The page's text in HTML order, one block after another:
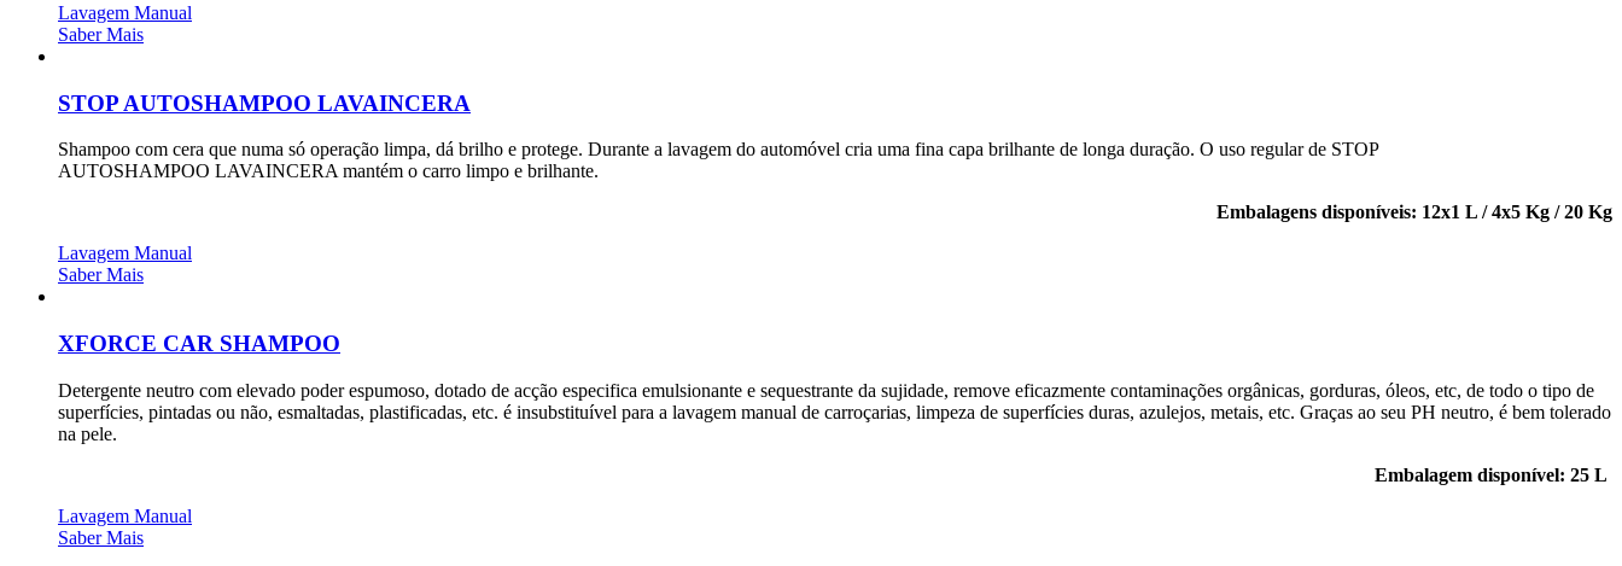
Lavagem Manual
Saber Mais
STOP AUTOSHAMPOO LAVAINCERA
Shampoo com cera que numa só operação limpa, dá brilho e protege. Durante a lavagem do automóvel cria uma fina capa brilhante de longa duração. O uso regular de STOP
AUTOSHAMPOO LAVAINCERA mantém o carro limpo e brilhante.
Embalagens disponíveis: 12x1 L / 4x5 Kg / 20 Kg
Lavagem Manual
Saber Mais
XFORCE CAR SHAMPOO
Detergente neutro com elevado poder espumoso, dotado de acção especifica emulsionante e sequestrante da sujidade, remove eficazmente contaminações orgânicas, gorduras, óleos, etc, de todo o tipo de
superfícies, pintadas ou não, esmaltadas, plastificadas, etc. é insubstituível para a lavagem manual de carroçarias, limpeza de superfícies duras, azulejos, metais, etc. Graças ao seu PH neutro, é bem tolerado
na pele.
Embalagem disponível: 25 L
Lavagem Manual
Saber Mais